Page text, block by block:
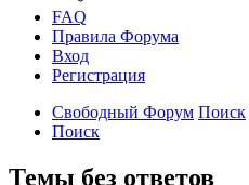
FAQ
Правила Форума
Вход
Регистрация
Свободный Форум Поиск
Поиск
Темы без ответов